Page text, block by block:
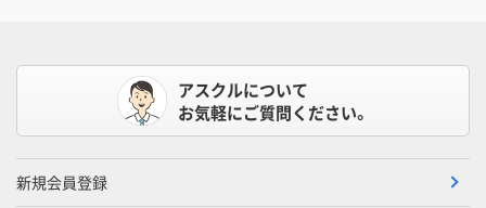
アスクルについて
お気軽にご質問ください。
新規会員登録